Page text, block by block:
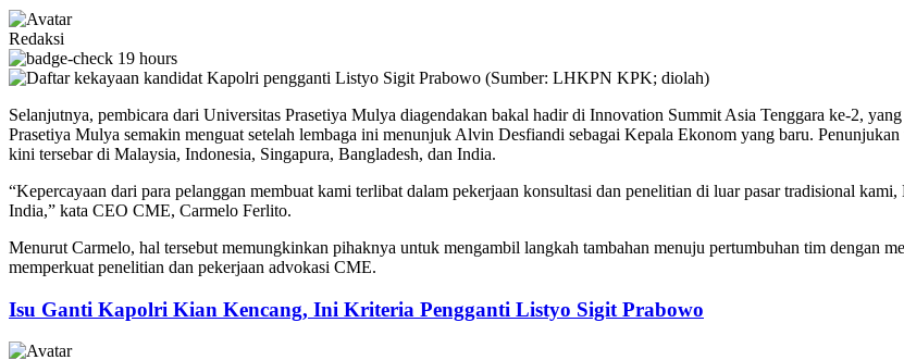
Redaksi
19 hours
Selanjutnya, pembicara dari Universitas Prasetiya Mulya diagendakan bakal hadir di Innovation Summit Asia Tenggara ke-2,
Prasetiya Mulya semakin menguat setelah lembaga ini menunjuk Alvin Desfiandi sebagai Kepala Ekonom yang baru.
kini tersebar di Malaysia, Indonesia, Singapura, Bangladesh, dan India.
“Kepercayaan dari para pelanggan membuat kami terlibat dalam pekerjaan konsultasi dan penelitian di luar pasar tradisional
India,” kata CEO CME, Carmelo Ferlito.
Menurut Carmelo, hal tersebut memungkinkan pihaknya untuk mengambil langkah tambahan menuju pertumbuhan tim dengan
memperkuat penelitian dan pekerjaan advokasi CME.
Isu Ganti Kapolri Kian Kencang, Ini Kriteria Pengganti Listyo Sigit Prabowo